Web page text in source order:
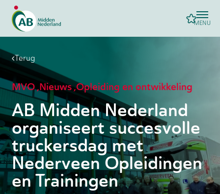
MENU
Terug
MVO,Nieuws,Opleiding en ontwikkeling
AB Midden Nederland
organiseert succesvolle
truckersdag met
Nederveen Opleidingen
en Trainingen